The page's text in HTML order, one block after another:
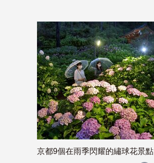
京都9個在雨季閃耀的繡球花景點